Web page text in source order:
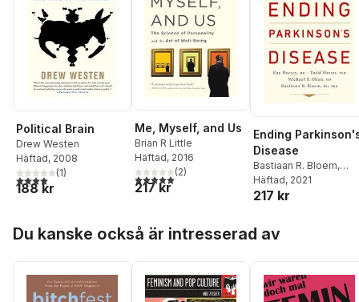
Political Brain
Drew Westen
Häftad, 2008
4,0utav 5 stjärnor. Totalt antal röster:
(1)
188 kr
Me, Myself, and Us
Brian R Little
Häftad, 2016
5,0utav 5 stjärnor. Totalt antal röster:
(2)
217 kr
Ending
Disease
Bastiaan R. Bloem,
Michael S. Okun
Dorsey,
Häftad, 2021
217 kr
Du kanske också är intresserad av